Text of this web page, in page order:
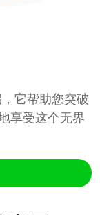
它帮助您突破
享受这个无界